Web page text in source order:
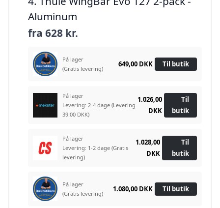
Aluminum
fra 628 kr.
På lager
(Gratis levering)
649,00 DKK Til butik
På lager
Levering: 2-4 dage (Levering
39.00 DKK)
1.026,00
DKK
Til
butik
På lager
Levering: 1-2 dage (Gratis
levering)
1.028,00
DKK
Til
butik
På lager
(Gratis levering)
1.080,00 DKK Til butik